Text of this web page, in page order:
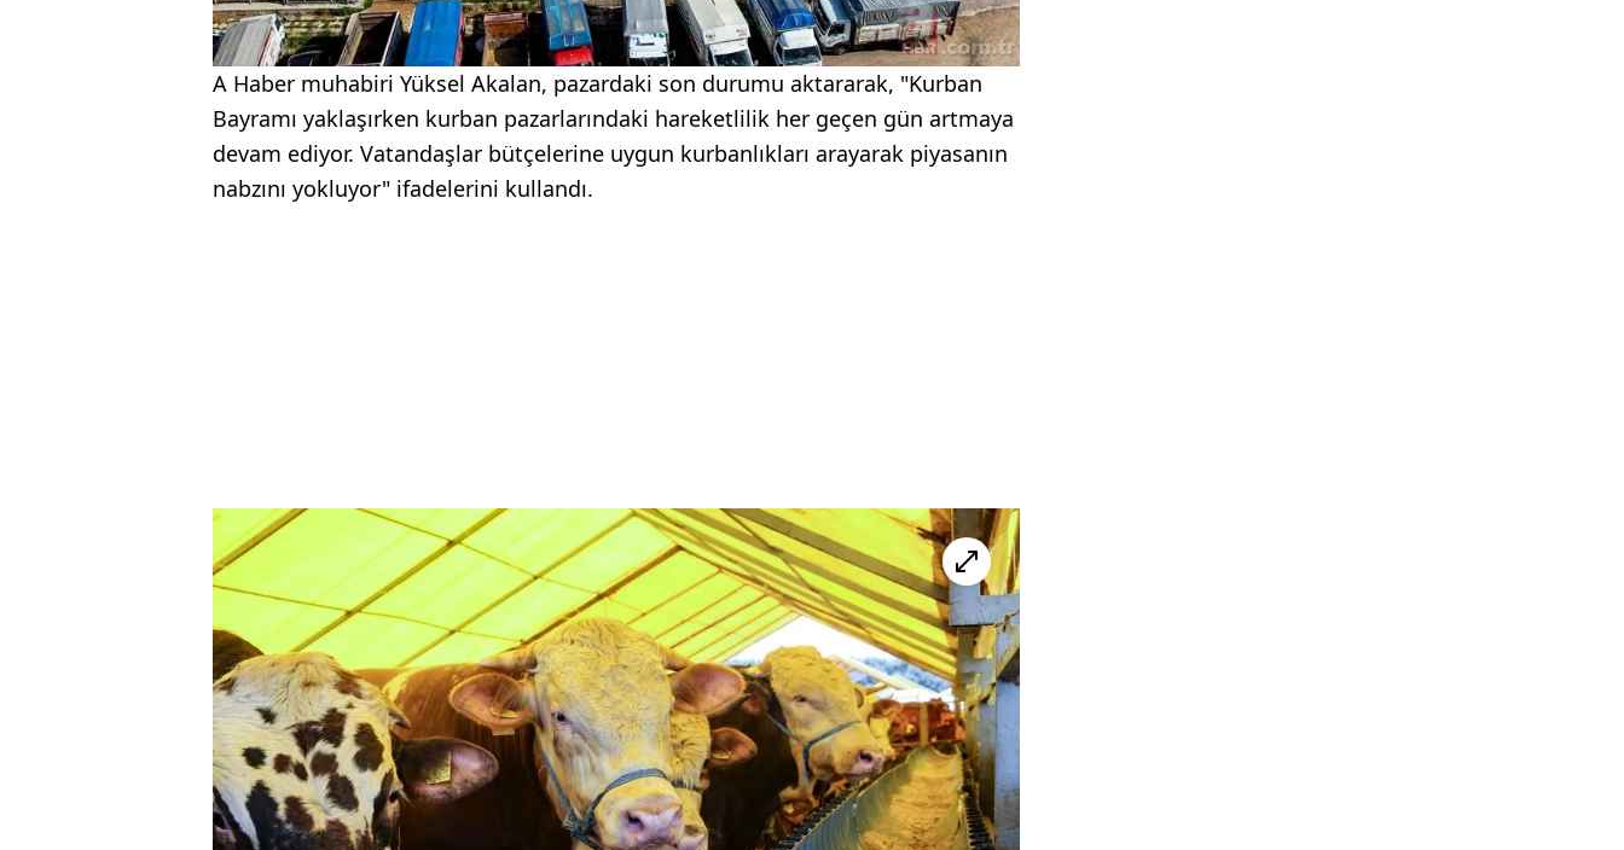
A Haber muhabiri Yüksel Akalan, pazardaki son durumu aktararak, "Kurban
Bayramı yaklaşırken kurban pazarlarındaki hareketlilik her geçen gün artmaya
devam ediyor. Vatandaşlar bütçelerine uygun kurbanlıkları arayarak piyasanın
nabzını yokluyor" ifadelerini kullandı.